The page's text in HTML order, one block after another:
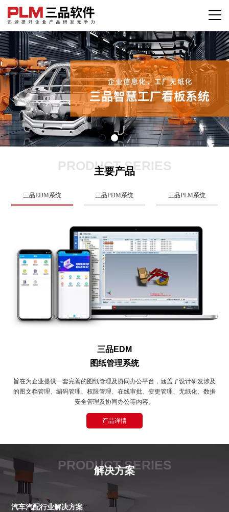
PRODUCT SERIES
主要产品
三品EDM系统 三品PDM系统 三品PLM系统
三品EDM
图纸管理系统
旨在为企业提供一套完善的图纸管理及协同办公平台，涵盖了设计研发涉及
的图文档管理、编码管理、权限管理、在线审批、变更管理、无纸化、数据
安全管理及协同办公等内容。
产品详情
PRODUCT SERIES
解决方案
汽车汽配行业解决方案